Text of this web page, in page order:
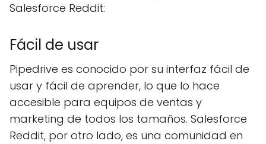
Salesforce Reddit:
Fácil de usar
Pipedrive es conocido por su interfaz fácil de
usar y fácil de aprender, lo que lo hace
accesible para equipos de ventas y
marketing de todos los tamaños. Salesforce
Reddit, por otro lado, es una comunidad en